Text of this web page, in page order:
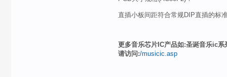
直插小板间距符合常规DIP直插的标
更多音乐芯片IC产品如:圣诞音乐ic
请访问:/musicic.asp